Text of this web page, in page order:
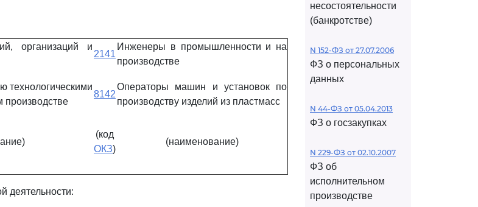
организаций и
2141
Инженеры в промышленности и на
производстве
технологическими
производстве
8142
Операторы машин и установок по
производству изделий из пластмасс
(код
ОКЗ)
(наименование)
деятельности:
несостоятельности
(банкротстве)
N 152-ФЗ от 27.07.2006
ФЗ о персональных
данных
N 44-ФЗ от 05.04.2013
ФЗ о госзакупках
N 229-ФЗ от 02.10.2007
ФЗ об
исполнительном
производстве